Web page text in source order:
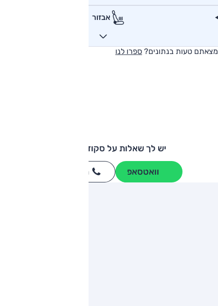
אבזור
מצאתם טעות בנתונים? ספרו לנו
יש לך שאלות על סקודה ראפיד?
וואטסאפ חייגו
מותגים מתחרים